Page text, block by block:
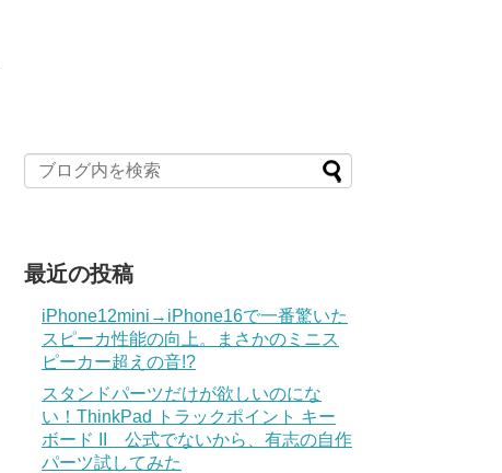
最近の投稿
iPhone12mini→iPhone16で一番驚いた
スピーカ性能の向上。まさかのミニス
ピーカー超えの音!?
スタンドパーツだけが欲しいのにな
い！ThinkPad トラックポイント キー
ボード II 公式でないから、有志の自作
パーツ試してみた